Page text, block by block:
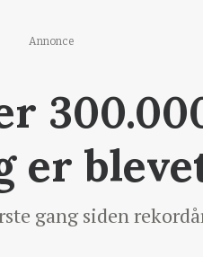
Annonce
er
gang siden